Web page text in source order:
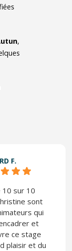
,
F.
10 sur 10
sont
qui
et
ce stage
plaisir et du